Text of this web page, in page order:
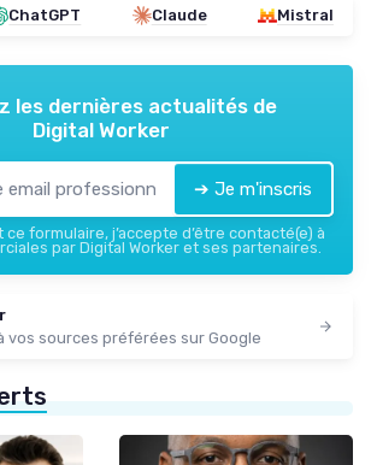
ChatGPT Claude Mistral
les dernières actualités de
Digital Worker
➔ Je m'inscris
ce formulaire, j’accepte d’être contacté(e) à
par Digital Worker et ses partenaires.
vos sources préférées sur Google